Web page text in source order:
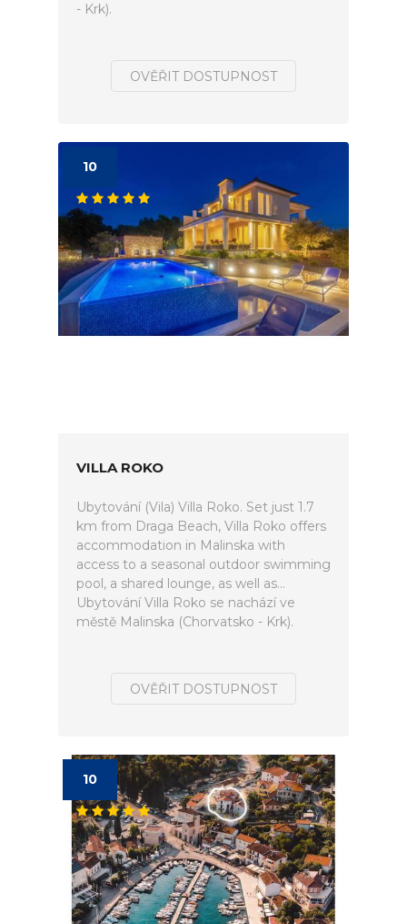
- Krk).
OVĚŘIT DOSTUPNOST
10
VILLA ROKO
Ubytování (Vila) Villa Roko. Set just 1.7
km from Draga Beach, Villa Roko offers
accommodation in Malinska with
access to a seasonal outdoor swimming
pool, a shared lounge, as well as...
Ubytování Villa Roko se nachází ve
městě Malinska (Chorvatsko - Krk).
OVĚŘIT DOSTUPNOST
10